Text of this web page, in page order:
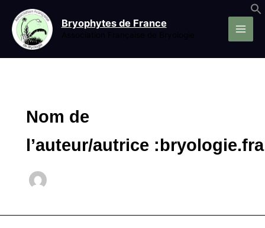
contenu
Bryophytes de France
Nom de
l’auteur/autrice